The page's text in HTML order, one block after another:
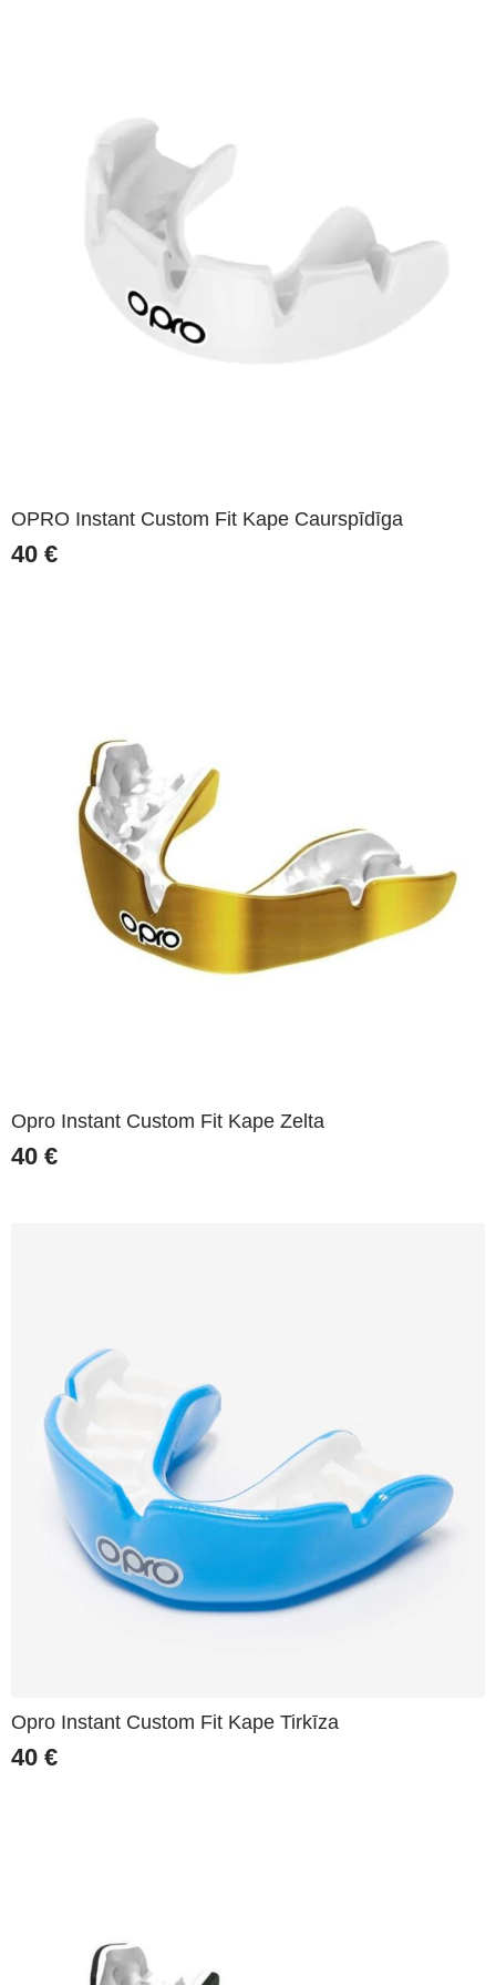
OPRO Instant Custom Fit Kape Caurspīdīga
40 €
Opro Instant Custom Fit Kape Zelta
40 €
Opro Instant Custom Fit Kape Tirkīza
40 €